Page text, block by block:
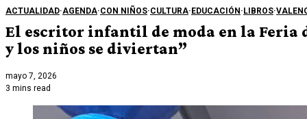
ACTUALIDAD·AGENDA·CON NIÑOS·CULTURA·EDUCACIÓN·LIBROS·
El escritor infantil de moda en la Feria
y los niños se diviertan”
mayo 7, 2026
3 mins read